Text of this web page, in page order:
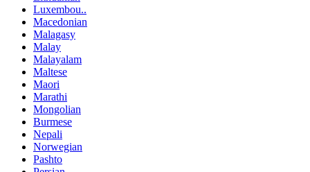
Luxembou..
Macedonian
Malagasy
Malay
Malayalam
Maltese
Maori
Marathi
Mongolian
Burmese
Nepali
Norwegian
Pashto